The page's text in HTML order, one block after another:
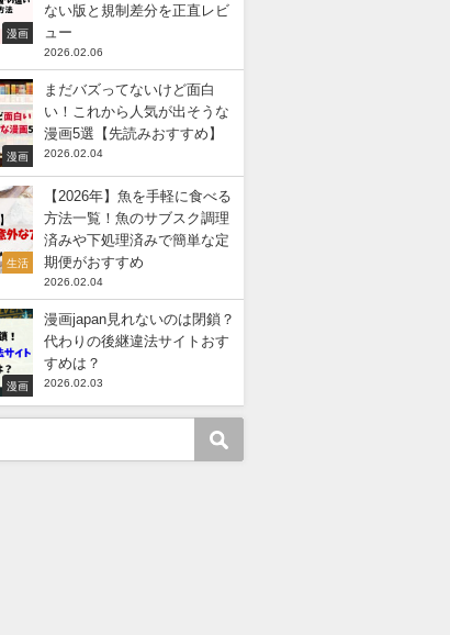
漫画
ない版と規制差分を正直レビ
ュー
2026.02.06
漫画
まだバズってないけど面白
い！これから人気が出そうな
漫画5選【先読みおすすめ】
2026.02.04
生活
【2026年】魚を手軽に食べる
方法一覧！魚のサブスク調理
済みや下処理済みで簡単な定
期便がおすすめ
2026.02.04
漫画
漫画japan見れないのは閉鎖？
代わりの後継違法サイトおす
すめは？
2026.02.03